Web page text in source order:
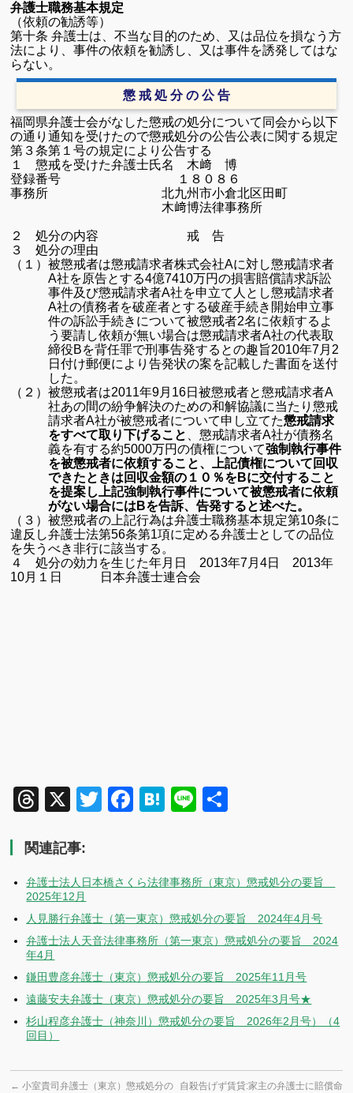
弁護士職務基本規定
（依頼の勧誘等）
第十条 弁護士は、不当な目的のため、又は品位を損なう方
法により、事件の依頼を勧誘し、又は事件を誘発してはな
らない。
懲 戒 処 分 の 公 告
福岡県弁護士会がなした懲戒の処分について同会から以下
の通り通知を受けたので懲戒処分の公告公表に関する規定
第３条第１号の規定により公告する
１ 懲戒を受けた弁護士氏名 木﨑 博
登録番号 １８０８６
事務所 北九州市小倉北区田町
木﨑博法律事務所
２ 処分の内容 戒 告
３ 処分の理由
（１）被懲戒者は懲戒請求者株式会社Aに対し懲戒請求者
A社を原告とする4億7410万円の損害賠償請求訴訟
事件及び懲戒請求者A社を申立て人とし懲戒請求者
A社の債務者を破産者とする破産手続き開始申立事
件の訴訟手続きについて被懲戒者2名に依頼するよ
う要請し依頼が無い場合は懲戒請求者A社の代表取
締役Bを背任罪で刑事告発するとの趣旨2010年7月 2
日付け郵便により告発状の案を記載した書面を送付
した。
（２）被懲戒者は2011年9月 16日被懲戒者と懲戒請求者A
社あの間の紛争解決のための和解協議に当たり懲戒
請求者A社が被懲戒者について申し立てた懲戒請求
をすべて取り下げること
、懲戒請求者A社が債務名
義を有する約5000万円の債権について強制執行事件
を被懲戒者に依頼すること、
上記債権について回収
できたときは回収金額の１０％をBに交付すること
を提案し上記強制執行事件について被懲戒者に依頼
がない場合には Bを告訴、告発すると述べた。
（３）被懲戒者の上記行為は弁護士職務基本規定第10条に
違反し弁護士法第56条第1項に定める弁護士としての品位
を失うべき非行に該当する。
４ 処分の効力を生じた年月日
2013年7月4日 2013年
10月１日 日本弁護士連合会
Threads
X TwitterFacebook
Hatena
Line
関連記事:
弁護士法人日本橋さくら法律事務所（東京）懲戒処分の要旨
2025年12月
人見勝行弁護士（第一東京）懲戒処分の要旨 2024年4月号
弁護士法人天音法律事務所（第一東京）懲戒処分の要旨 2024
年4月
鎌田豊彦弁護士（東京）懲戒処分の要旨 2025年11月号
遠藤安夫弁護士（東京）懲戒処分の要旨 2025年3月号★
杉山程彦弁護士（神奈川）懲戒処分の要旨 2026年2月号）（4
回目）
← 小室貴司弁護士（東京）懲戒処分の
自殺告げず賃貸:家主の弁護士に賠償命